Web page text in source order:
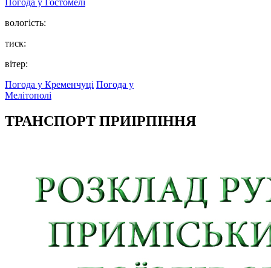
Погода у Гостомелі
вологість:
тиск:
вітер:
Погода у Кременчуці Погода у
Мелітополі
ТРАНСПОРТ ПРИІРПІННЯ